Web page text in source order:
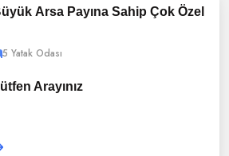
Arsa Payına Sahip Çok Özel
5 Yatak Odası
Arayınız